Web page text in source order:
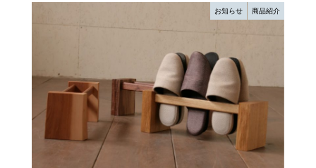
お知らせ 商品紹介